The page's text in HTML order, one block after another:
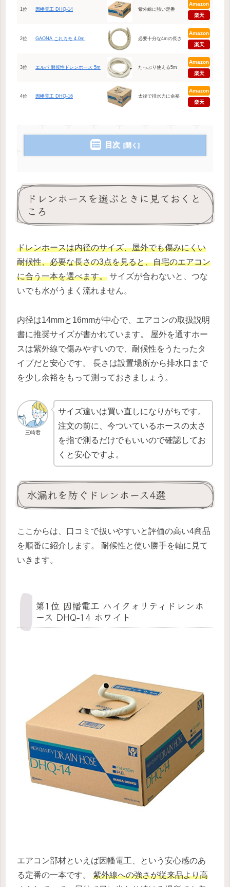
1位 因幡電工 DHQ-14 紫外線に強い定番
Amazon
楽天
2位 GAONA これカモ 4.0m 必要十分な4mの長さ
Amazon
楽天
3位 エルパ 耐候性ドレンホース 5m たっぷり使える5m
Amazon
楽天
4位 因幡電工 DHQ-16 太径で排水力に余裕
Amazon
楽天
目次
ドレンホースを選ぶときに見ておくと
ころ
ドレンホースは内径のサイズ、屋外でも傷みにくい
耐候性、必要な長さの3点を見ると、自宅のエアコン
に合う一本を選べます。 サイズが合わないと、つな
いでも水がうまく流れません。
内径は14mmと16mmが中心で、エアコンの取扱説明
書に推奨サイズが書かれています。 屋外を通すホー
スは紫外線で傷みやすいので、耐候性をうたったタ
イプだと安心です。 長さは設置場所から排水口まで
を少し余裕をもって測っておきましょう。
三崎君
サイズ違いは買い直しになりがちです。
注文の前に、今ついているホースの太さ
を指で測るだけでもいいので確認してお
くと安心ですよ。
水漏れを防ぐドレンホース4選
ここからは、口コミで扱いやすいと評価の高い4商品
を順番に紹介します。 耐候性と使い勝手を軸に見て
いきます。
第1位 因幡電工 ハイクォリティドレンホ
ース DHQ-14 ホワイト
エアコン部材といえば因幡電工、という安心感のあ
る定番の一本です。 紫外線への強さが従来品より高